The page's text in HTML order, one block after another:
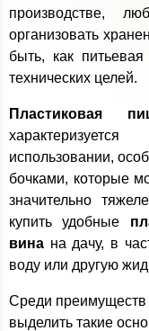
производстве,
организовать
быть, как
технических целей.
Пластиковая
использовании,
бочками, которые
значительно
купить удобные
вина на дачу, в
воду или другую
Среди
выделить такие